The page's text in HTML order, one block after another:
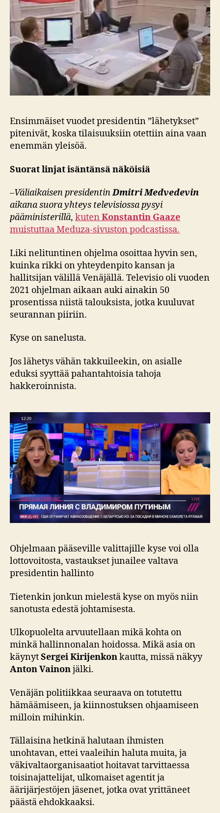
Ensimmäiset vuodet presidentin ”lähetykset”
pitenivät, koska tilaisuuksiin otettiin aina vaan
enemmän yleisöä.
Suorat linjat isäntänsä näköisiä
–Väliaikaisen presidentinDmitri Medvedevin
aikana suora yhteys televisiossa pysyi
pääministerillä, kuten Konstantin Gaaze
muistuttaa Meduza-sivuston podcastissa.
Liki nelituntinen ohjelma osoittaa hyvin sen,
kuinka rikki on yhteydenpito kansan ja
hallitsijan välillä Venäjällä. Televisio oli vuoden
2021 ohjelman aikaan auki ainakin 50
prosentissa niistä talouksista, jotka kuuluvat
seurannan piiriin.
Kyse on sanelusta.
Jos lähetys vähän takkuileekin, on asialle
eduksi syyttää pahantahtoisia tahoja
hakkeroinnista.
Ohjelmaan pääseville valittajille kyse voi olla
lottovoitosta, vastaukset junailee valtava
presidentin hallinto
Tietenkin jonkun mielestä kyse on myös niin
sanotusta edestä johtamisesta.
Ulkopuolelta arvuutellaan mikä kohta on
minkä hallinnonalan hoidossa. Mikä asia on
käynytSergei Kirijenkonkautta, missä näkyy
Anton Vainonjälki.
Venäjän politiikkaa seuraava on totutettu
hämäämiseen, ja kiinnostuksen ohjaamiseen
milloin mihinkin.
Tällaisina hetkinä halutaan ihmisten
unohtavan, ettei vaaleihin haluta muita, ja
väkivaltaorganisaatiot hoitavat tarvittaessa
toisinajattelijat, ulkomaiset agentit ja
äärijärjestöjen jäsenet, jotka ovat yrittäneet
päästä ehdokkaaksi.